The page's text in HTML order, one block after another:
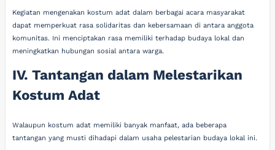
Kegiatan mengenakan kostum adat dalam berbagai acara masyarakat
dapat memperkuat rasa solidaritas dan kebersamaan di antara anggota
komunitas. Ini menciptakan rasa memiliki terhadap budaya lokal dan
meningkatkan hubungan sosial antara warga.
IV. Tantangan dalam Melestarikan
Kostum Adat
Walaupun kostum adat memiliki banyak manfaat, ada beberapa
tantangan yang musti dihadapi dalam usaha pelestarian budaya lokal ini.